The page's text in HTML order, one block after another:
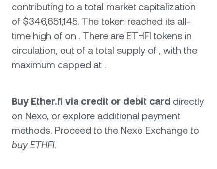
contributing to a total market capitalization
of $346,651,145. The token reached its all-
time high of on . There are ETHFI tokens in
circulation, out of a total supply of , with the
maximum capped at .
Buy Ether.fi via credit or debit card directly
on Nexo, or explore additional payment
methods. Proceed to the Nexo Exchange to
buy ETHFI.